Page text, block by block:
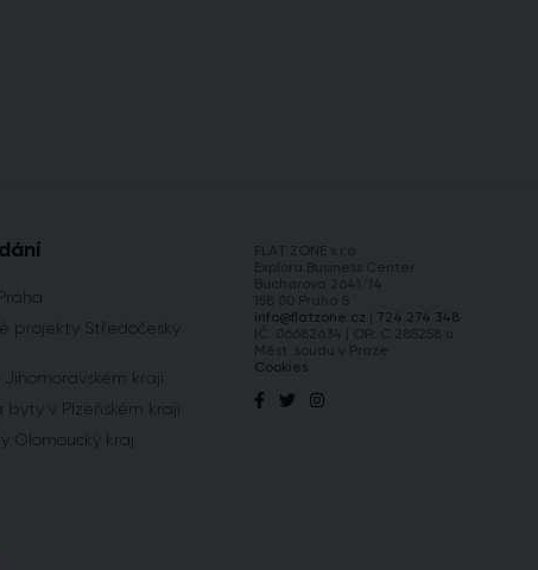
projekty Středočeský
kraji
byty v Plzeňském kraji
Olomoucký kraj
info@flatzone.cz
724 274 348
Cookies